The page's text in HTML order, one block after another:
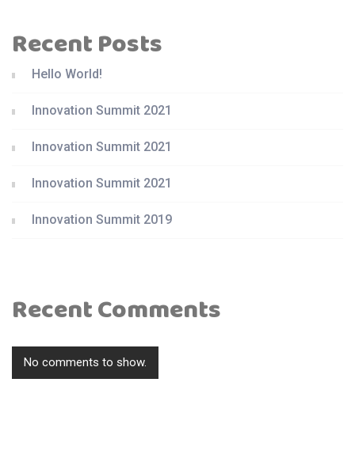
Recent Posts
Hello World!
Innovation Summit 2021
Innovation Summit 2021
Innovation Summit 2021
Innovation Summit 2019
Recent Comments
No comments to show.